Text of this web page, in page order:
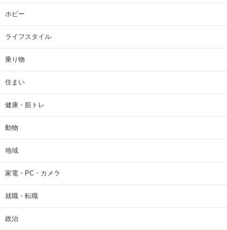
ホビー
ライフスタイル
乗り物
住まい
健康・筋トレ
動物
地域
家電・PC・カメラ
就職・転職
政治